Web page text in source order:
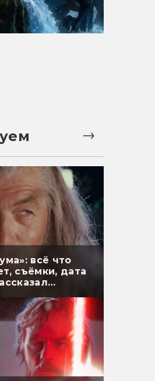
всё что
съёмки, дата